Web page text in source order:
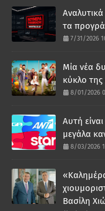
τα
7/31/2026
Μία νέα
κύκλο
8/01/2026
Αυτή
μεγάλα
8/03/2026
Βασίλη